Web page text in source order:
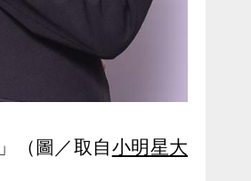
（圖／取自小明星大